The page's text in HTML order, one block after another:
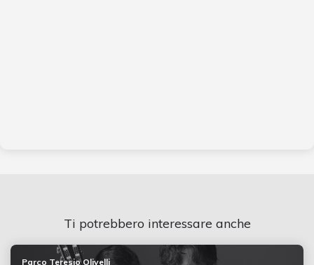
Ti potrebbero interessare anche
Parco Teresio Olivelli